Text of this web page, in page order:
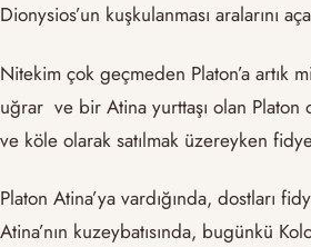
Dionysios’un kuşkulanması aralarını
Nitekim çok geçmeden Platon’a artık
uğrar ve bir Atina yurttaşı olan Platon
ve köle olarak satılmak üzereyken
Platon Atina’ya vardığında, dostları
Atina’nın kuzeybatısında, bugünkü